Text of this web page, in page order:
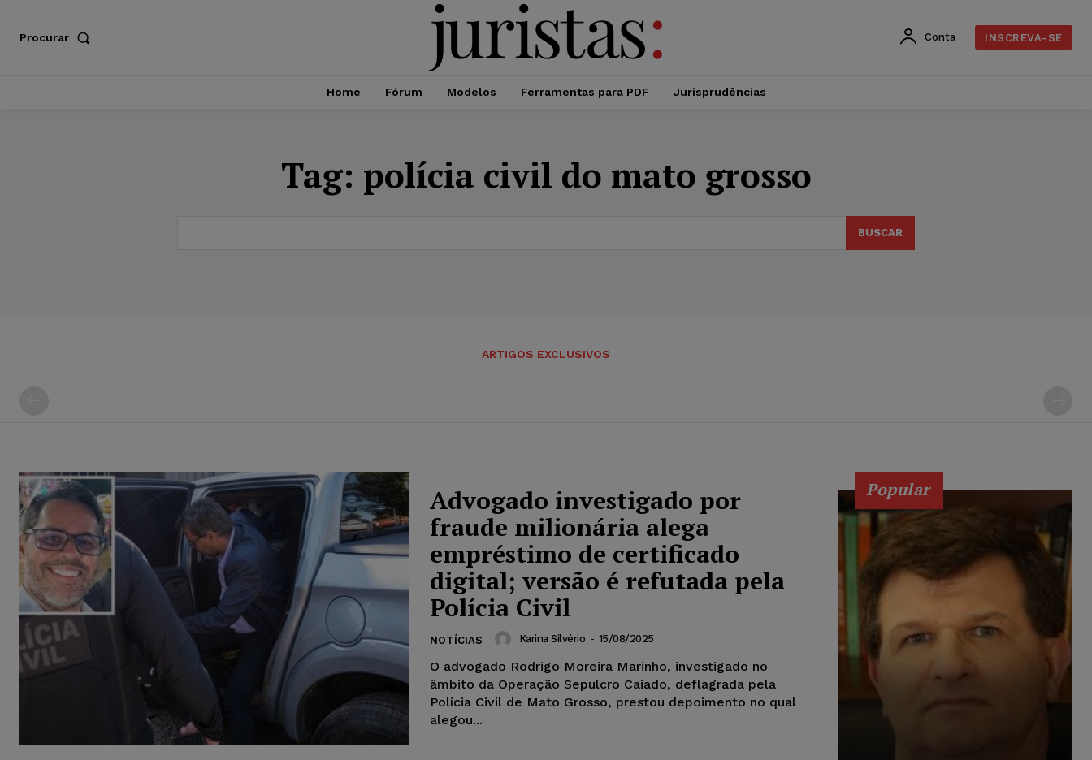
Procurar Conta INSCREVA-SE
Home Fórum Modelos Ferramentas para PDF Jurisprudências
Tag: polícia civil do mato grosso
BUSCAR
ARTIGOS EXCLUSIVOS
Advogado investigado por
fraude milionária alega
empréstimo de certificado
digital; versão é refutada pela
Polícia Civil
NOTÍCIAS Karina Silvério - 15/08/2025
O advogado Rodrigo Moreira Marinho, investigado no
âmbito da Operação Sepulcro Caiado, deflagrada pela
Polícia Civil de Mato Grosso, prestou depoimento no qual
alegou...
Popular